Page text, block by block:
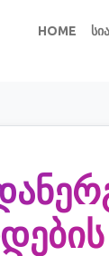
HOME